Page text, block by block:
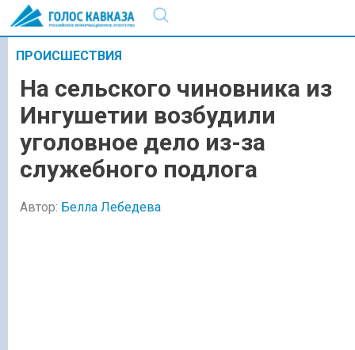
ПРОИСШЕСТВИЯ
На сельского чиновника из
Ингушетии возбудили
уголовное дело из-за
служебного подлога
Автор: Белла Лебедева